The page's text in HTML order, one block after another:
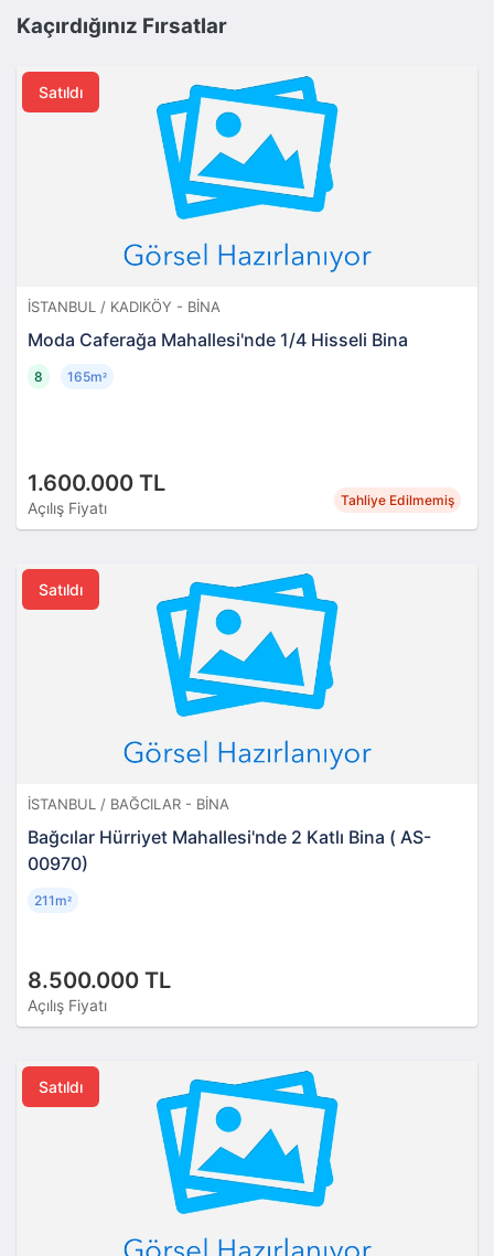
Kaçırdığınız Fırsatlar
Satıldı
İSTANBUL / KADIKÖY - BINA
Moda Caferağa Mahallesi'nde 1/4 Hisseli Bina
1.600.000 TL
Açılış Fiyatı Tahliye Edilmemiş
8 165m²
Satıldı
İSTANBUL / BAĞCILAR - BINA
Bağcılar Hürriyet Mahallesi'nde 2 Katlı Bina ( AS-
00970)
8.500.000 TL
Açılış Fiyatı
211m²
Satıldı